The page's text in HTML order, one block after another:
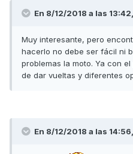
En 8/12/2018 a las 13:42,
Muy interesante, pero
hacerlo no debe ser fácil ni
problemas la moto. Ya con
de dar vueltas y diferentes
En 8/12/2018 a las 14:56,